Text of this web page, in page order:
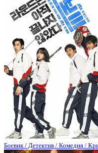
Боевик / Детектив / Комедия /